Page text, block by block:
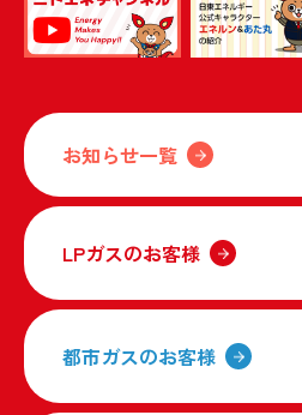
お知らせ一覧
LPガスのお客様
都市ガスのお客様